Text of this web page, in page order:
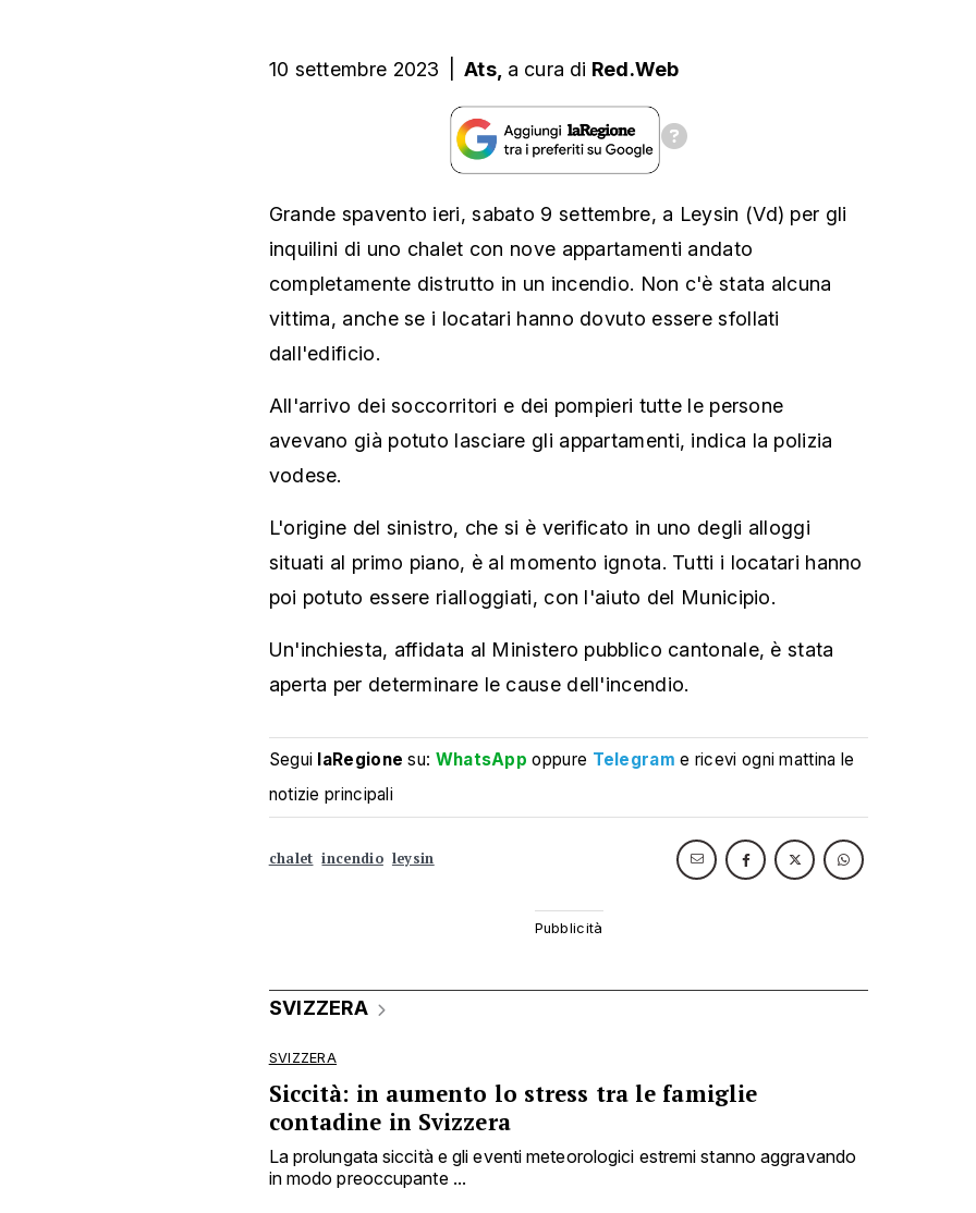
10 settembre 2023 Ats, a cura di Red.Web
Grande spavento ieri, sabato 9 settembre, a Leysin (Vd) per gli
inquilini di uno chalet con nove appartamenti andato
completamente distrutto in un incendio. Non c'è stata alcuna
vittima, anche se i locatari hanno dovuto essere sfollati
dall'edificio.
All'arrivo dei soccorritori e dei pompieri tutte le persone
avevano già potuto lasciare gli appartamenti, indica la polizia
vodese.
L'origine del sinistro, che si è verificato in uno degli alloggi
situati al primo piano, è al momento ignota. Tutti i locatari hanno
poi potuto essere rialloggiati, con l'aiuto del Municipio.
Un'inchiesta, affidata al Ministero pubblico cantonale, è stata
aperta per determinare le cause dell'incendio.
Segui laRegione su: WhatsApp oppure Telegram e ricevi ogni mattina le
notizie principali
chalet incendio leysin
SVIZZERA
SVIZZERA
Siccità: in aumento lo stress tra le famiglie
contadine in Svizzera
La prolungata siccità e gli eventi meteorologici estremi stanno aggravando
in modo preoccupante ...